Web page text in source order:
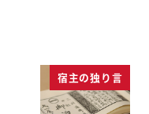
宿主の独り言